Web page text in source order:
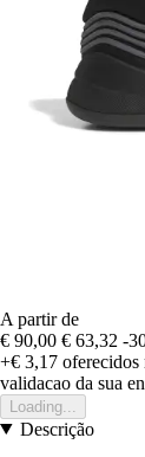
A partir de
€ 90,00 € 63,32 -
+€ 3,17 oferecidos
validacao da sua
Loading...
Descrição